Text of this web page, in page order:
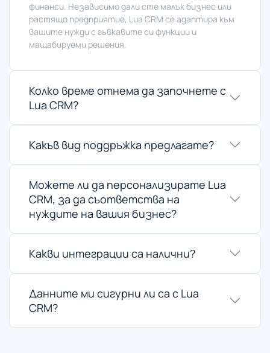
финанси. Независимо дали сте малък бизнес или
растящо предприятие, Lua CRM се адаптира към
вашите нужди с гъвкавите си функции и
мащабируеми решения.
Колко време отнема да започнете с
Lua CRM?
Какъв вид поддръжка предлагате?
Можете ли да персонализирате Lua
CRM, за да съответства на
нуждите на вашия бизнес?
Какви интеграции са налични?
Данните ми сигурни ли са с Lua
CRM?